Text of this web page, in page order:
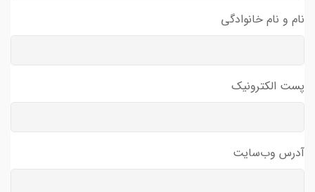
نام و نام خانوادگی
پست الکترونیک
آدرس وب‌سایت